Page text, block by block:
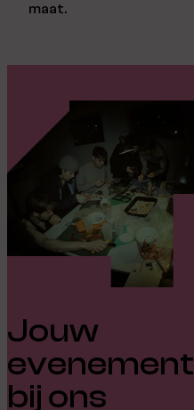
maat.
Jouw
evenement
bij ons